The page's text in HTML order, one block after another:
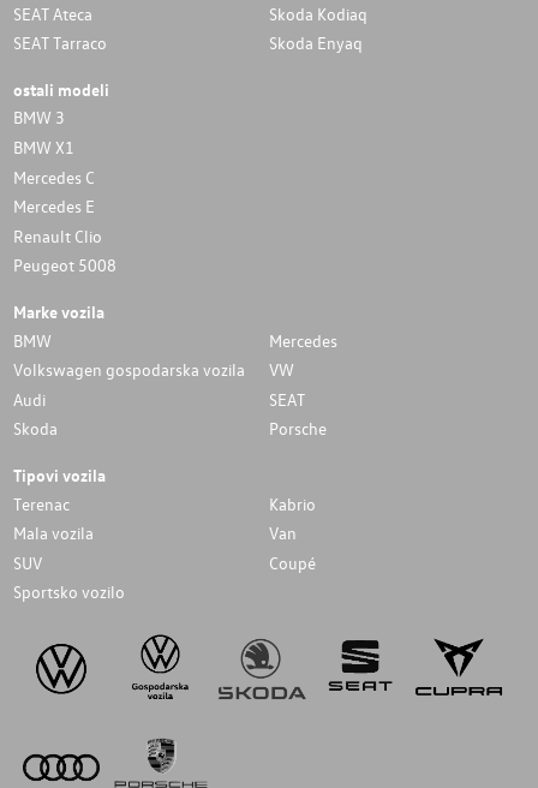
SEAT Ateca
SEAT Tarraco
Skoda Kodiaq
Skoda Enyaq
ostali modeli
BMW 3
BMW X1
Mercedes C
Mercedes E
Renault Clio
Peugeot 5008
Marke vozila
BMW
Mercedes
Volkswagen gospodarska vozila
VW
Audi
SEAT
Skoda
Porsche
Tipovi vozila
Terenac
Kabrio
Mala vozila
Van
SUV
Coupé
Sportsko vozilo